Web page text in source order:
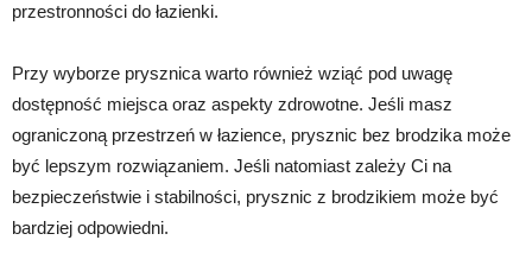
przestronności do łazienki.
Przy wyborze prysznica warto również wziąć pod uwagę
dostępność miejsca oraz aspekty zdrowotne. Jeśli masz
ograniczoną przestrzeń w łazience, prysznic bez brodzika może
być lepszym rozwiązaniem. Jeśli natomiast zależy Ci na
bezpieczeństwie i stabilności, prysznic z brodzikiem może być
bardziej odpowiedni.